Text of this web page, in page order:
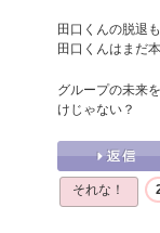
田口くんの脱退
田口くんはまだ
グループの未来
けじゃない？
それな！